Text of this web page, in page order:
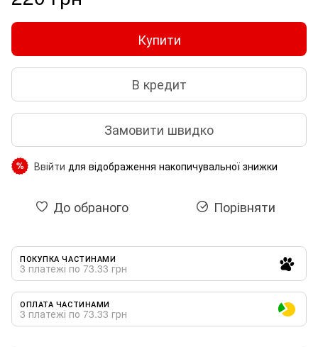
Купити
В кредит
Замовити швидко
% Ввійти для відображення накопичувальної знижки
До обраного Порівняти
ПОКУПКА ЧАСТИНАМИ
3 платежі по 73.33 грн
ОПЛАТА ЧАСТИНАМИ
3 платежі по 73.33 грн